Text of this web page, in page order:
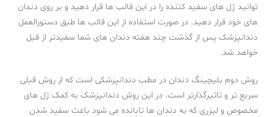
توانید ژل های سفید کننده را در این قالب ها قرار دهید و بر روی دندان
های خود قرار دهید. در صورت استفاده از این قالب ها طبق دستورالعمل
دندانپزشک پس از گذشت چند هفته دندان های شما سفیدتر از قبل
خواهد شد.
روش دوم بلیچینگ دندان در مطب دندانپزشکی است که از روش قبلی
سریع تر و تاثیرگذارتر است. در این روش دندانپزشک به کمک ژل های
مخصوص و لیزری که به دندان ها تابانده می شود باعث سفید شدن